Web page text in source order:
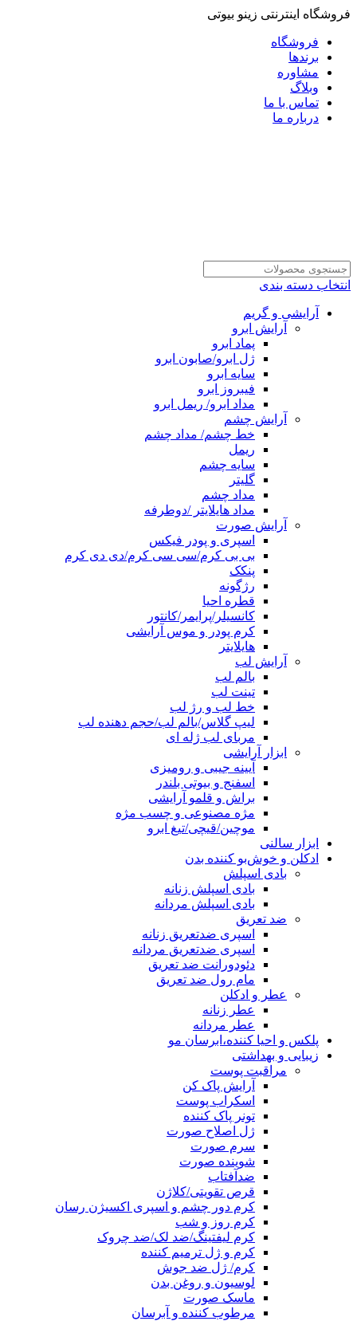
فروشگاه اینترنتی زینو بیوتی
فروشگاه
برندها
مشاوره
وبلاگ
تماس با ما
درباره ما
انتخاب دسته بندی
آرایشی و گریم
آرایش ابرو
پماد ابرو
ژل ابرو/صابون ابرو
سایه ابرو
فیبروز ابرو
مداد ابرو/ ریمل ابرو
آرایش چشم
خط چشم/ مداد چشم
ریمل
سایه چشم
گلیتر
مداد چشم
مداد هایلایتر /دوطرفه
آرایش صورت
اسپری و پودر فیکس
بی بی کرم/سی سی کرم/دی دی کرم
پنکک
رژگونه
قطره احیا
کانسیلر/پرایمر/کانتور
کرم پودر و موس آرایشی
هایلایتر
آرایش لب
بالم لب
تینت لب
خط لب و رژ لب
لیپ گلاس/بالم لب/حجم دهنده لب
مربای لب ژله ای
ابزار آرایشی
آیینه جیبی و رومیزی
اسفنج و بیوتی بلندر
براش و قلمو آرایشی
مژه مصنوعی و چسب مژه
موچین/قیچی/تیغ ابرو
ابزار سالنی
ادکلن و خوش‌بو کننده بدن
بادی اسپلش
بادی اسپلش زنانه
بادی اسپلش مردانه
ضد تعریق
اسپری ضدتعریق زنانه
اسپری ضدتعریق مردانه
دئودورانت ضد تعریق
مام رول ضد تعریق
عطر و ادکلن
عطر زنانه
عطر مردانه
پلکس و احیا کننده،ابرسان مو
زیبایی و بهداشتی
مراقبت پوست
آرایش پاک کن
اسکراب پوست
تونر پاک کننده
ژل اصلاح صورت
سرم صورت
شوینده صورت
ضدآفتاب
قرص تقویتی/کلاژن
کرم دور چشم و اسپری اکسیژن رسان
کرم روز و شب
کرم لیفتینگ/ضد لک/ضد چروک
کرم و ژل ترمیم کننده
کرم/ ژل ضد جوش
لوسیون و روغن بدن
ماسک صورت
مرطوب کننده و آبرسان